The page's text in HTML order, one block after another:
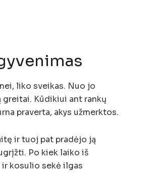
liko sveikas. Nuo jo
Kūdikiui ant rankų
praverta, akys užmerktos.
ir tuoj pat pradėjo ją
Po kiek laiko iš
ir kosulio sekė ilgas